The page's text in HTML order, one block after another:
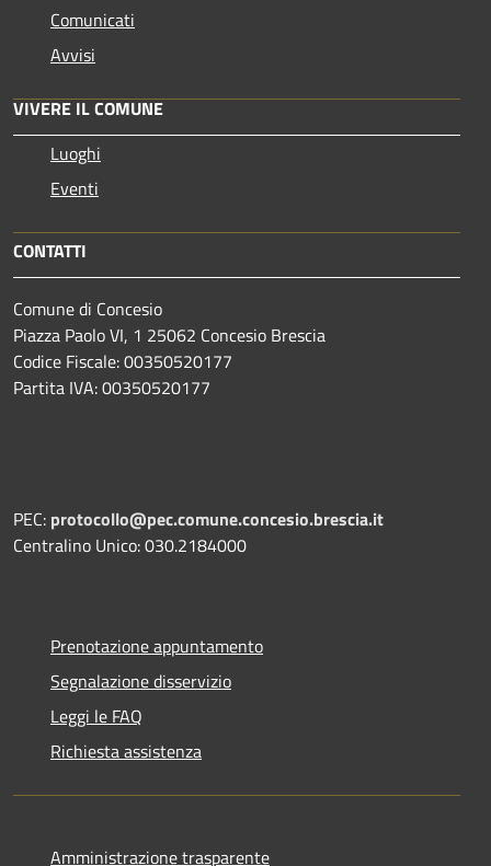
Comunicati
Avvisi
VIVERE IL COMUNE
Luoghi
Eventi
CONTATTI
Comune di Concesio
Piazza Paolo VI, 1 25062 Concesio Brescia
Codice Fiscale: 00350520177
Partita IVA: 00350520177
PEC: protocollo@pec.comune.concesio.brescia.it
Centralino Unico: 030.2184000
Prenotazione appuntamento
Segnalazione disservizio
Leggi le FAQ
Richiesta assistenza
Amministrazione trasparente